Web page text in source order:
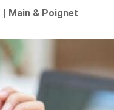
| Main & Poignet